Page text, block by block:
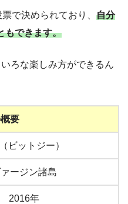
で決められており、 自分
もできます。
ろな楽しみ方ができるん
要
ビットジー）
ージン諸島
2016年